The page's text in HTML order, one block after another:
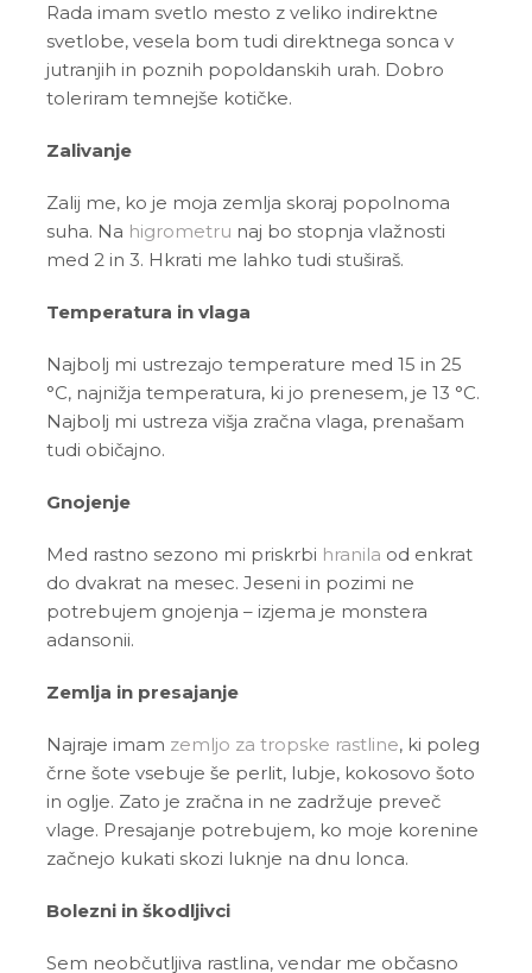
Rada imam svetlo mesto z veliko indirektne
svetlobe, vesela bom tudi direktnega sonca v
jutranjih in poznih popoldanskih urah. Dobro
toleriram temnejše kotičke.
Zalivanje
Zalij me, ko je moja zemlja skoraj popolnoma
suha. Na higrometru naj bo stopnja vlažnosti
med 2 in 3. Hkrati me lahko tudi stuširaš.
Temperatura in vlaga
Najbolj mi ustrezajo temperature med 15 in 25
°C, najnižja temperatura, ki jo prenesem, je 13 °C.
Najbolj mi ustreza višja zračna vlaga, prenašam
tudi običajno.
Gnojenje
Med rastno sezono mi priskrbi hranila od enkrat
do dvakrat na mesec. Jeseni in pozimi ne
potrebujem gnojenja – izjema je monstera
adansonii.
Zemlja in presajanje
Najraje imam zemljo za tropske rastline, ki poleg
črne šote vsebuje še perlit, lubje, kokosovo šoto
in oglje. Zato je zračna in ne zadržuje preveč
vlage. Presajanje potrebujem, ko moje korenine
začnejo kukati skozi luknje na dnu lonca.
Bolezni in škodljivci
Sem neobčutljiva rastlina, vendar me občasno